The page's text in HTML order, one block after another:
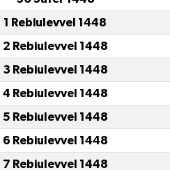
1 Rebiulevvel 1448
2 Rebiulevvel 1448
3 Rebiulevvel 1448
4 Rebiulevvel 1448
5 Rebiulevvel 1448
6 Rebiulevvel 1448
7 Rebiulevvel 1448